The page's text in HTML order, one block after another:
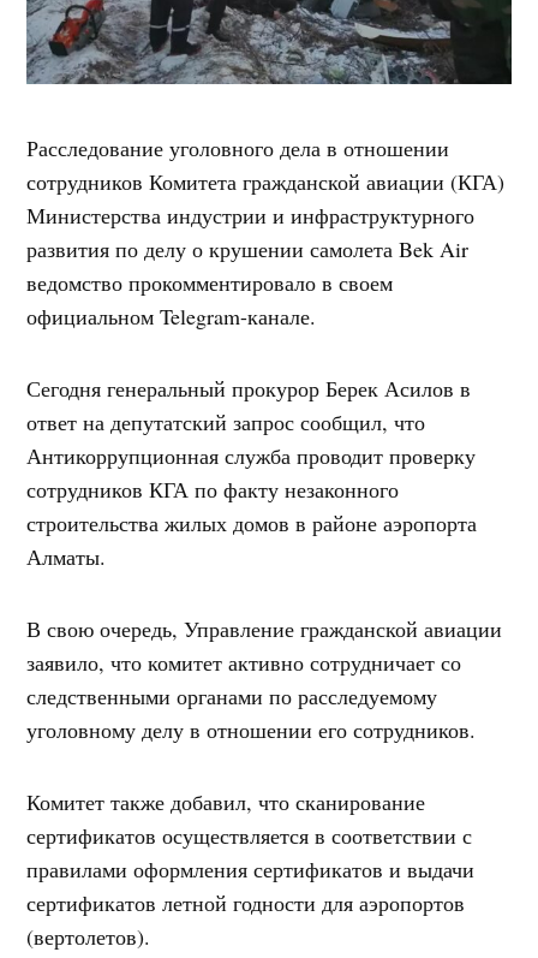
Расследование уголовного дела в отношении
сотрудников Комитета гражданской авиации (КГА)
Министерства индустрии и инфраструктурного
развития по делу о крушении самолета Bek Air
ведомство прокомментировало в своем
официальном Telegram-канале.
Сегодня генеральный прокурор Берек Асилов в
ответ на депутатский запрос сообщил, что
Антикоррупционная служба проводит проверку
сотрудников КГА по факту незаконного
строительства жилых домов в районе аэропорта
Алматы.
В свою очередь, Управление гражданской авиации
заявило, что комитет активно сотрудничает со
следственными органами по расследуемому
уголовному делу в отношении его сотрудников.
Комитет также добавил, что сканирование
сертификатов осуществляется в соответствии с
правилами оформления сертификатов и выдачи
сертификатов летной годности для аэропортов
(вертолетов).